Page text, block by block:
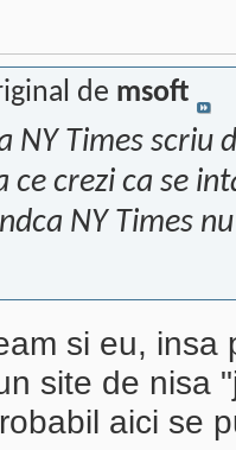
de msoft
NY Times scriu
ce crezi ca se
NY Times
si eu,
site de nisa
aici se